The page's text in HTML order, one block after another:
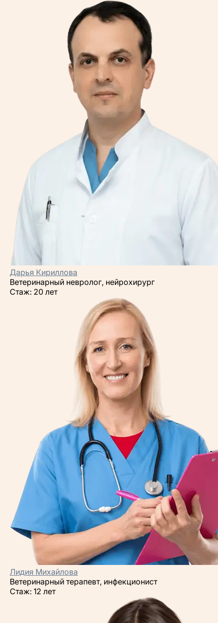
Дарья Кириллова
Ветеринарный невролог, нейрохирург
Стаж: 20 лет
Лидия Михайлова
Ветеринарный терапевт, инфекционист
Стаж: 12 лет